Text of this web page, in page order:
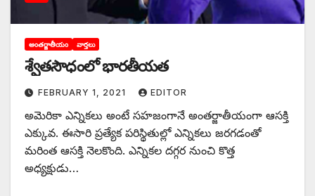
అంతర్జాతీయం వార్తలు
శ్వేతసౌధంలో భారతీయత
FEBRUARY 1, 2021 EDITOR
అమెరికా ఎన్నికలు అంటే సహజంగానే అంతర్జాతీయంగా ఆసక్తి
ఎక్కువ. ఈసారి ప్రత్యేక పరిస్థితుల్లో ఎన్నికలు జరగడంతో
మరింత ఆసక్తి నెలకొంది. ఎన్నికల దగ్గర నుంచి కొత్త
అధ్యక్షుడు…